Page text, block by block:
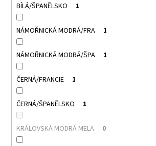
BÍLÁ/ŠPANĚLSKO 1
NÁMOŘNICKÁ MODRÁ/FRA 1
NÁMOŘNICKÁ MODRÁ/ŠPA 1
ČERNÁ/FRANCIE 1
ČERNÁ/ŠPANĚLSKO 1
KRÁLOVSKÁ MODRÁ MELA 0